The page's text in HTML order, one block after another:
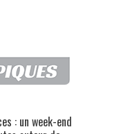
: un week-end